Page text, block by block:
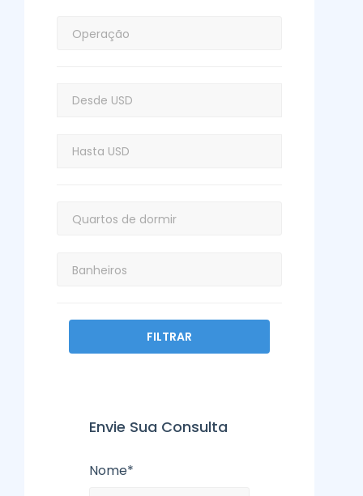
FILTRAR
Envie Sua Consulta
Nome*